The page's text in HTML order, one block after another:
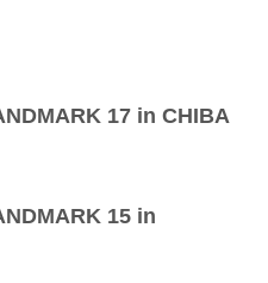
17 in CHIBA
15 in